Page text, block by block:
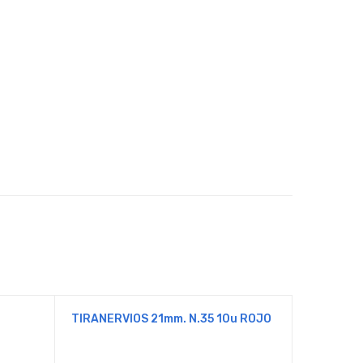
TIRANERVIOS 21mm. N.35 10u ROJO